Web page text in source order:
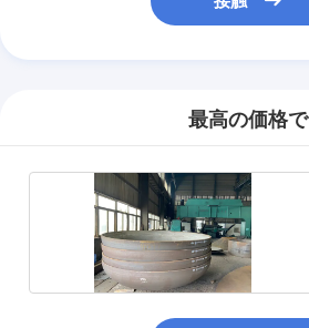
最高の価格で